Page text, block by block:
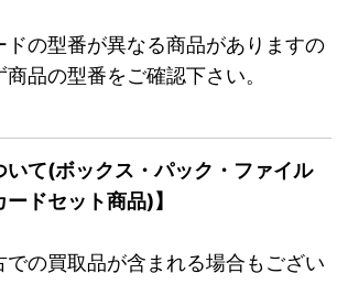
ドの型番が異なる商品がありますの
品の型番をご確認下さい。
いて(ボックス・パック・ファイル
ドセット商品)】
での買取品が含まれる場合もござい